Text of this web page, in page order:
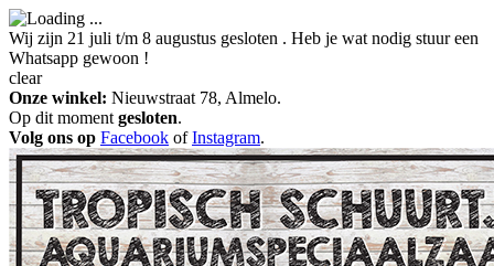
Wij zijn 21 juli t/m 8 augustus gesloten . Heb je wat nodig stuur een
Whatsapp gewoon !
clear
Onze winkel: Nieuwstraat 78, Almelo.
Op dit moment gesloten.
Volg ons op Facebook ofInstagram.